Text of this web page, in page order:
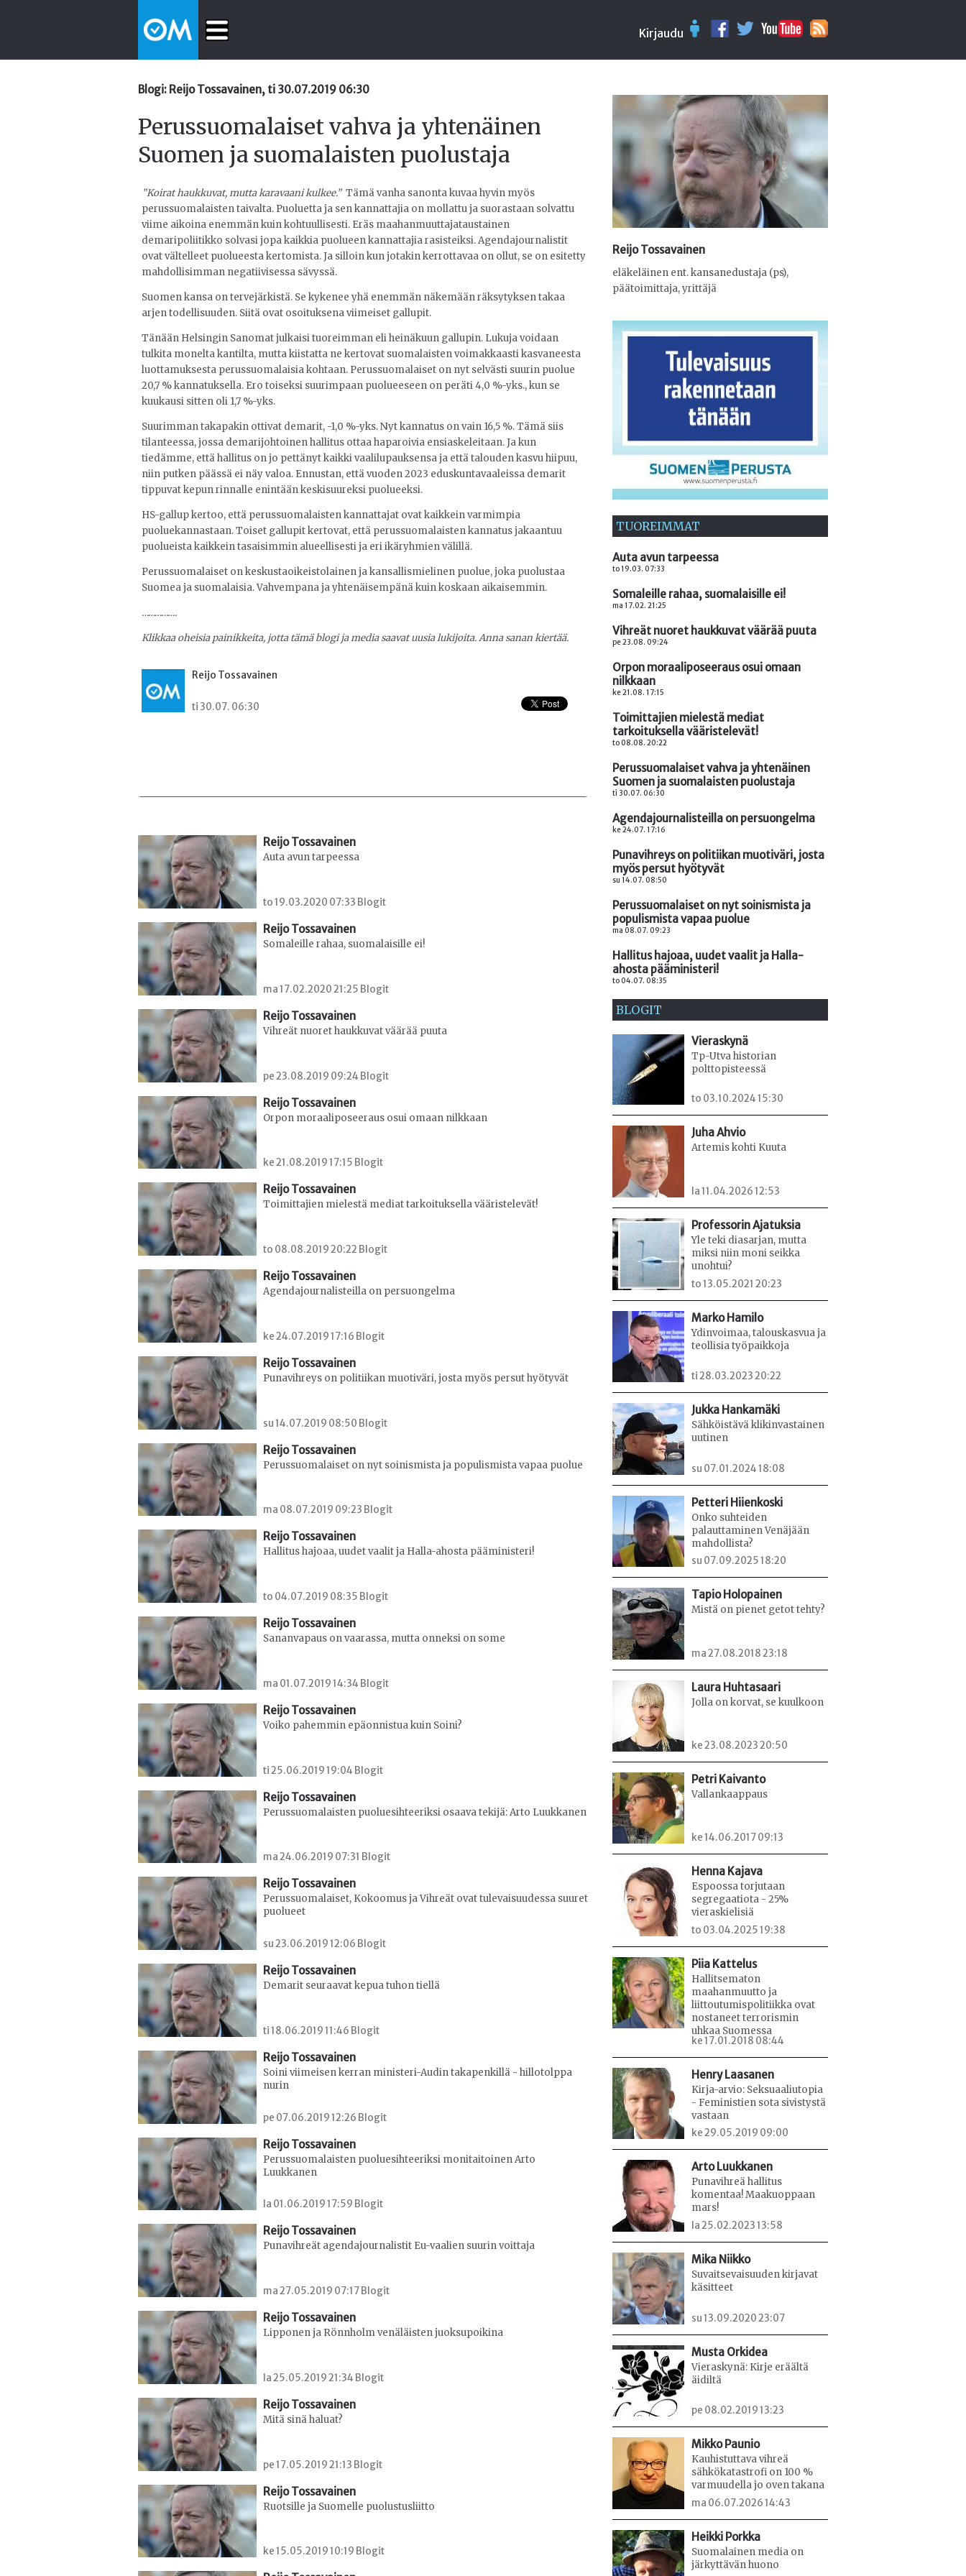
Kirjaudu
Blogi: Reijo Tossavainen, ti 30.07.2019 06:30
Perussuomalaiset vahva ja yhtenäinen
Suomen ja suomalaisten puolustaja
”Koirat haukkuvat, mutta karavaani kulkee.”Tämä vanha sanonta kuvaa hyvin myös
perussuomalaisten taivalta. Puoluetta ja sen kannattajia on mollattu ja suorastaan solvattu
viime aikoina enemmän kuin kohtuullisesti. Eräs maahanmuuttajataustainen
demaripoliitikko solvasi jopa kaikkia puolueen kannattajia rasisteiksi. Agendajournalistit
ovat vältelleet puolueesta kertomista. Ja silloin kun jotakin kerrottavaa on ollut, se on esitetty
mahdollisimman negatiivisessa sävyssä.
Suomen kansa on tervejärkistä. Se kykenee yhä enemmän näkemään räksytyksen takaa
arjen todellisuuden. Siitä ovat osoituksena viimeiset gallupit.
Tänään Helsingin Sanomat julkaisi tuoreimman eli heinäkuun gallupin. Lukuja voidaan
tulkita monelta kantilta, mutta kiistatta ne kertovat suomalaisten voimakkaasti kasvaneesta
luottamuksesta perussuomalaisia kohtaan. Perussuomalaiset on nyt selvästi suurin puolue
20,7 % kannatuksella. Ero toiseksi suurimpaan puolueeseen on peräti 4,0 %-yks., kun se
kuukausi sitten oli 1,7 %-yks.
Suurimman takapakin ottivat demarit, -1,0 %-yks. Nyt kannatus on vain 16,5 %. Tämä siis
tilanteessa, jossa demarijohtoinen hallitus ottaa haparoivia ensiaskeleitaan. Ja kun
tiedämme, että hallitus on jo pettänyt kaikki vaalilupauksensa ja että talouden kasvu hiipuu,
niin putken päässä ei näy valoa. Ennustan, että vuoden 2023 eduskuntavaaleissa demarit
tippuvat kepun rinnalle enintään keskisuureksi puolueeksi.
HS-gallup kertoo, että perussuomalaisten kannattajat ovat kaikkein varmimpia
puoluekannastaan. Toiset gallupit kertovat, että perussuomalaisten kannatus jakaantuu
puolueista kaikkein tasaisimmin alueellisesti ja eri ikäryhmien välillä.
Perussuomalaiset on keskustaoikeistolainen ja kansallismielinen puolue, joka puolustaa
Suomea ja suomalaisia. Vahvempana ja yhtenäisempänä kuin koskaan aikaisemmin.
…………….
Klikkaa oheisia painikkeita, jotta tämä blogi ja media saavat uusia lukijoita. Anna sanan kiertää.
Reijo Tossavainen
ti 30.07. 06:30
Reijo Tossavainen
Auta avun tarpeessa
to 19.03.2020 07:33 Blogit
Reijo Tossavainen
Somaleille rahaa, suomalaisille ei!
ma 17.02.2020 21:25 Blogit
Reijo Tossavainen
Vihreät nuoret haukkuvat väärää puuta
pe 23.08.2019 09:24 Blogit
Reijo Tossavainen
Orpon moraaliposeeraus osui omaan nilkkaan
ke 21.08.2019 17:15 Blogit
Reijo Tossavainen
Toimittajien mielestä mediat tarkoituksella vääristelevät!
to 08.08.2019 20:22 Blogit
Reijo Tossavainen
Agendajournalisteilla on persuongelma
ke 24.07.2019 17:16 Blogit
Reijo Tossavainen
Punavihreys on politiikan muotiväri, josta myös persut hyötyvät
su 14.07.2019 08:50 Blogit
Reijo Tossavainen
Perussuomalaiset on nyt soinismista ja populismista vapaa puolue
ma 08.07.2019 09:23 Blogit
Reijo Tossavainen
Hallitus hajoaa, uudet vaalit ja Halla-ahosta pääministeri!
to 04.07.2019 08:35 Blogit
Reijo Tossavainen
Sananvapaus on vaarassa, mutta onneksi on some
ma 01.07.2019 14:34 Blogit
Reijo Tossavainen
Voiko pahemmin epäonnistua kuin Soini?
ti 25.06.2019 19:04 Blogit
Reijo Tossavainen
Perussuomalaisten puoluesihteeriksi osaava tekijä: Arto Luukkanen
ma 24.06.2019 07:31 Blogit
Reijo Tossavainen
Perussuomalaiset, Kokoomus ja Vihreät ovat tulevaisuudessa suuret
puolueet
su 23.06.2019 12:06 Blogit
Reijo Tossavainen
Demarit seuraavat kepua tuhon tiellä
ti 18.06.2019 11:46 Blogit
Reijo Tossavainen
Soini viimeisen kerran ministeri-Audin takapenkillä - hillotolppa
nurin
pe 07.06.2019 12:26 Blogit
Reijo Tossavainen
Perussuomalaisten puoluesihteeriksi monitaitoinen Arto
Luukkanen
la 01.06.2019 17:59 Blogit
Reijo Tossavainen
Punavihreät agendajournalistit Eu-vaalien suurin voittaja
ma 27.05.2019 07:17 Blogit
Reijo Tossavainen
Lipponen ja Rönnholm venäläisten juoksupoikina
la 25.05.2019 21:34 Blogit
Reijo Tossavainen
Mitä sinä haluat?
pe 17.05.2019 21:13 Blogit
Reijo Tossavainen
Ruotsille ja Suomelle puolustusliitto
ke 15.05.2019 10:19 Blogit
Reijo Tossavainen
eläkeläinen ent. kansanedustaja (ps),
päätoimittaja, yrittäjä
TUOREIMMAT
Auta avun tarpeessa
to 19.03. 07:33
Somaleille rahaa, suomalaisille ei!
ma 17.02. 21:25
Vihreät nuoret haukkuvat väärää puuta
pe 23.08. 09:24
Orpon moraaliposeeraus osui omaan
nilkkaan
ke 21.08. 17:15
Toimittajien mielestä mediat
tarkoituksella vääristelevät!
to 08.08. 20:22
Perussuomalaiset vahva ja yhtenäinen
Suomen ja suomalaisten puolustaja
ti 30.07. 06:30
Agendajournalisteilla on persuongelma
ke 24.07. 17:16
Punavihreys on politiikan muotiväri, josta
myös persut hyötyvät
su 14.07. 08:50
Perussuomalaiset on nyt soinismista ja
populismista vapaa puolue
ma 08.07. 09:23
Hallitus hajoaa, uudet vaalit ja Halla-
ahosta pääministeri!
to 04.07. 08:35
BLOGIT
Vieraskynä
Tp-Utva historian
polttopisteessä
to 03.10.2024 15:30
Juha Ahvio
Artemis kohti Kuuta
la 11.04.2026 12:53
Professorin Ajatuksia
Yle teki diasarjan, mutta
miksi niin moni seikka
unohtui?
to 13.05.2021 20:23
Marko Hamilo
Ydinvoimaa, talouskasvua ja
teollisia työpaikkoja
ti 28.03.2023 20:22
Jukka Hankamäki
Sähköistävä klikinvastainen
uutinen
su 07.01.2024 18:08
Petteri Hiienkoski
Onko suhteiden
palauttaminen Venäjään
mahdollista?
su 07.09.2025 18:20
Tapio Holopainen
Mistä on pienet getot tehty?
ma 27.08.2018 23:18
Laura Huhtasaari
Jolla on korvat, se kuulkoon
ke 23.08.2023 20:50
Petri Kaivanto
Vallankaappaus
ke 14.06.2017 09:13
Henna Kajava
Espoossa torjutaan
segregaatiota - 25%
vieraskielisiä
to 03.04.2025 19:38
Piia Kattelus
Hallitsematon
maahanmuutto ja
liittoutumispolitiikka ovat
nostaneet terrorismin
uhkaa Suomessa
ke 17.01.2018 08:44
Henry Laasanen
Kirja-arvio: Seksuaaliutopia
- Feministien sota sivistystä
vastaan
ke 29.05.2019 09:00
Arto Luukkanen
Punavihreä hallitus
komentaa! Maakuoppaan
mars!
la 25.02.2023 13:58
Mika Niikko
Suvaitsevaisuuden kirjavat
käsitteet
su 13.09.2020 23:07
Musta Orkidea
Vieraskynä: Kirje eräältä
äidiltä
pe 08.02.2019 13:23
Mikko Paunio
Kauhistuttava vihreä
sähkökatastrofi on 100 %
varmuudella jo oven takana
ma 06.07.2026 14:43
Heikki Porkka
Suomalainen media on
järkyttävän huono